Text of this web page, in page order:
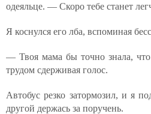
одеяльце. — Скоро тебе станет
Я коснулся его лба, вспоминая
— Твоя мама бы точно знала,
трудом сдерживая голос.
Автобус резко затормозил, и я
другой держась за поручень.